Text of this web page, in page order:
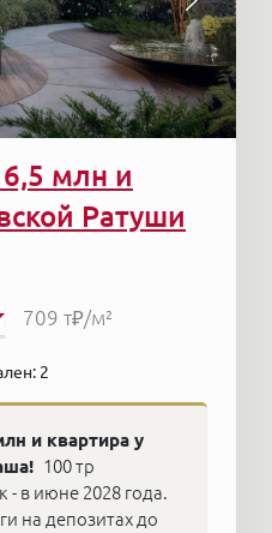
млн и
Ратуши
709 т₽/м²
2
и квартира у
100 тр
- в июне 2028 года.
на депозитах до